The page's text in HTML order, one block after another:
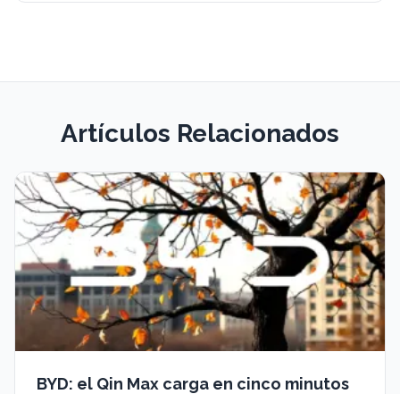
Artículos Relacionados
BYD: el Qin Max carga en cinco minutos